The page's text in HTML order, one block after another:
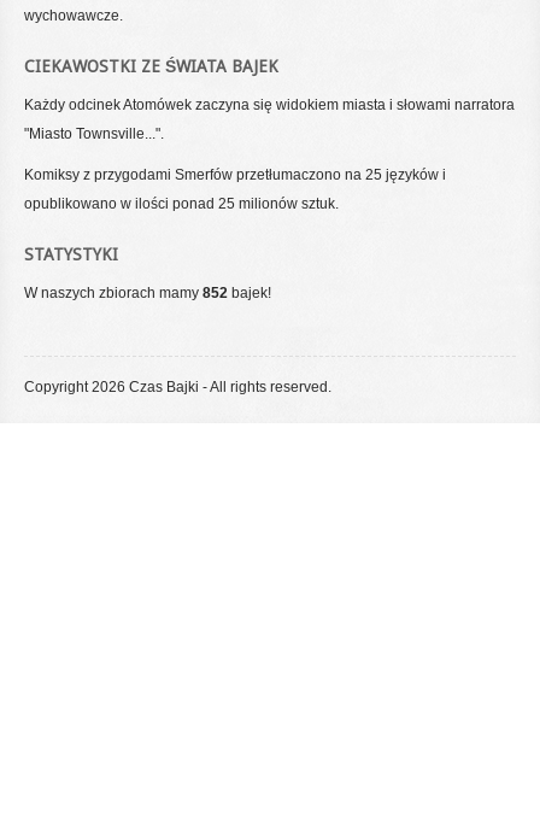
wychowawcze.
CIEKAWOSTKI ZE ŚWIATA BAJEK
Każdy odcinek Atomówek zaczyna się widokiem miasta i słowami narratora
"Miasto Townsville...".
Komiksy z przygodami Smerfów przetłumaczono na 25 języków i
opublikowano w ilości ponad 25 milionów sztuk.
STATYSTYKI
W naszych zbiorach mamy 852 bajek!
Copyright 2026 Czas Bajki - All rights reserved.